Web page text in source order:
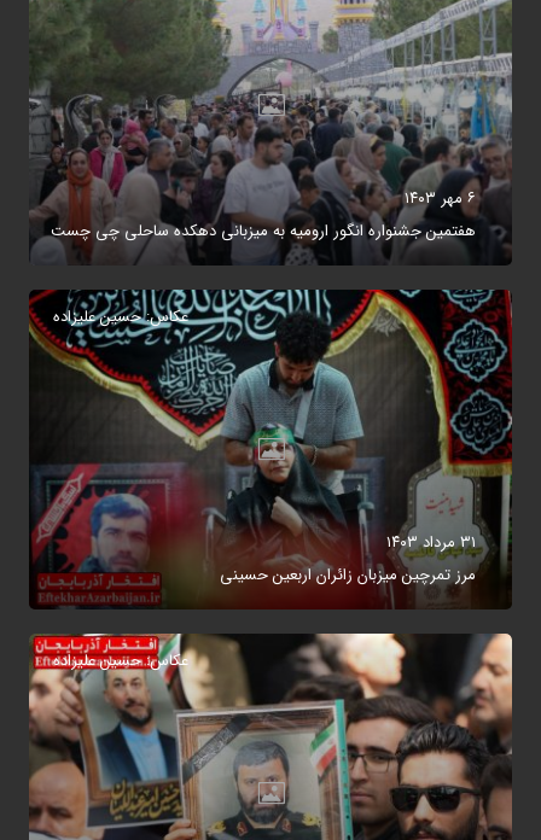
۶ مهر ۱۴۰۳
هفتمین جشنواره انگور ارومیه به میزبانی دهکده ساحلی چی چست
۳۱ مرداد ۱۴۰۳
مرز تمرچین میزبان زائران اربعین حسینی
عکاس: حسین علیزاده
عکاس: حسین علیزاده